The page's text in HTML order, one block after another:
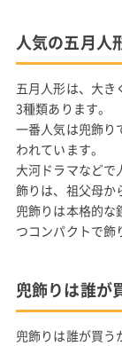
人気の五月人
五月人形は、大き
3種類あります。
一番人気は兜飾り
われています。
大河ドラマなどで
飾りは、祖父母か
兜飾りは本格的な
つコンパクトで飾
兜飾りは誰が
兜飾りは誰が買う